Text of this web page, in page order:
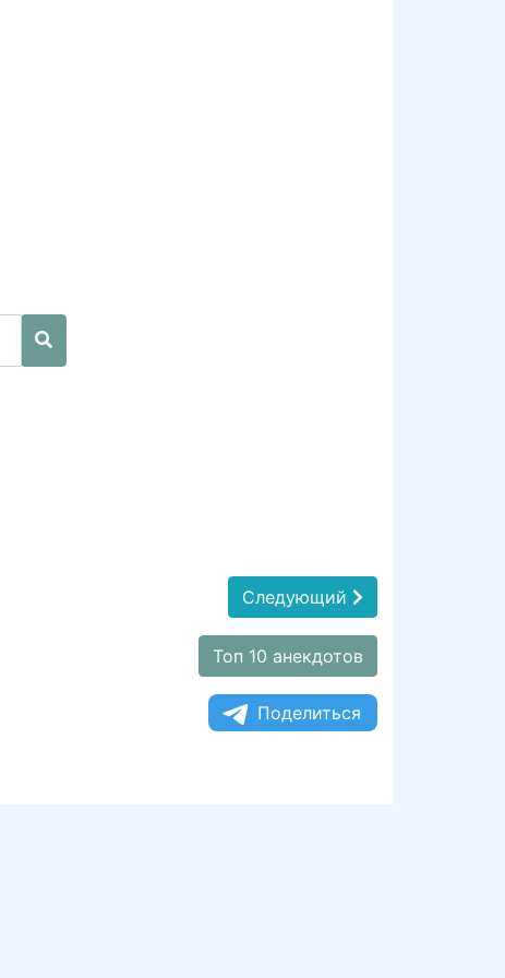
Следующий
Топ 10 анекдотов
Поделиться